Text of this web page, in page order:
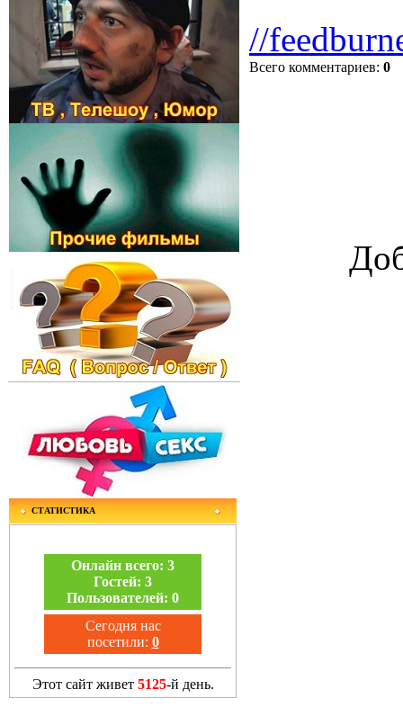
СТАТИСТИКА
Онлайн всего: 3
Гостей: 3
Пользователей: 0
Сегодня нас
посетили: 0
Этот сайт живет 5125-й день.
//
Всего комментариев: 0